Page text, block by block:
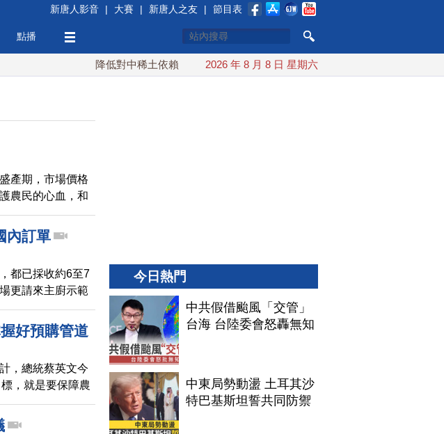
新唐人影音 | 大賽 | 新唐人之友 | 節目表
點播
降低對中稀土依賴 川普宣布礦業投資20億美元
2026 年 8 月 8 日 星期六
產期，市場價格
農民的心血，和
強巡邏，日夜守
內訂單
都已採收約6至7
更請來主廚示範
好預購管道
，總統蔡英文今
，就是要保障農
今日熱門
中共假借颱風「交管」
台海 台陸委會怒轟無知
中東局勢動盪 土耳其沙
特巴基斯坦誓共同防禦